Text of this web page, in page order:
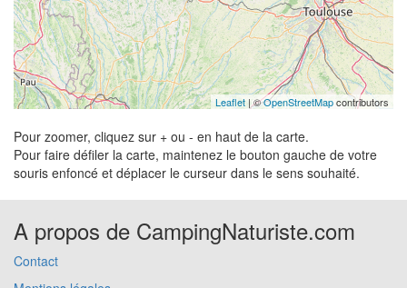
Leaflet | ©OpenStreetMapcontributors
Pour zoomer, cliquez sur + ou - en haut de la carte.
Pour faire défiler la carte, maintenez le bouton gauche de votre
souris enfoncé et déplacer le curseur dans le sens souhaité.
A propos de CampingNaturiste.com
Contact